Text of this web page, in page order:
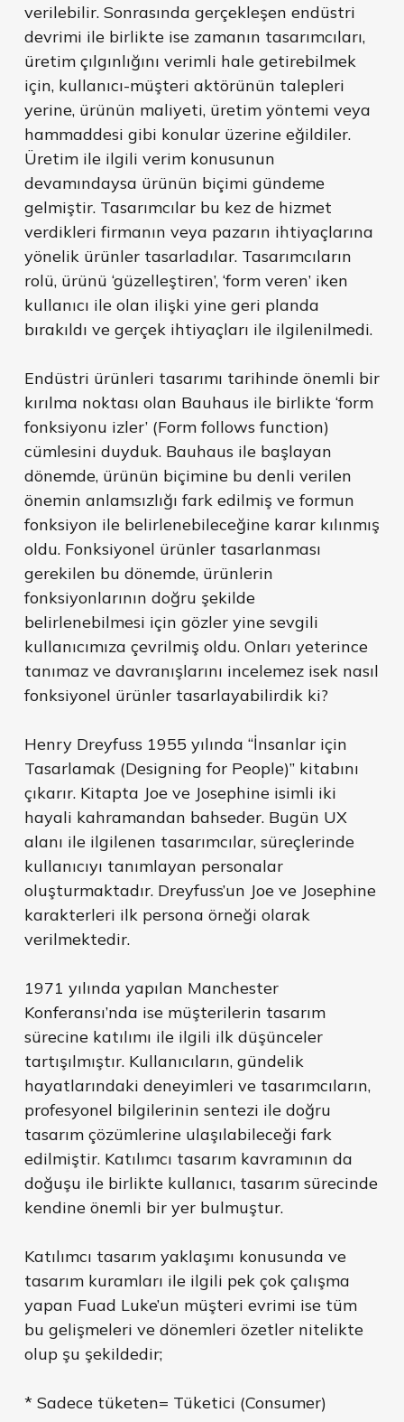
verilebilir. Sonrasında gerçekleşen endüstri
devrimi ile birlikte ise zamanın tasarımcıları,
üretim çılgınlığını verimli hale getirebilmek
için, kullanıcı-müşteri aktörünün talepleri
yerine, ürünün maliyeti, üretim yöntemi veya
hammaddesi gibi konular üzerine eğildiler.
Üretim ile ilgili verim konusunun
devamındaysa ürünün biçimi gündeme
gelmiştir. Tasarımcılar bu kez de hizmet
verdikleri firmanın veya pazarın ihtiyaçlarına
yönelik ürünler tasarladılar. Tasarımcıların
rolü, ürünü ‘güzelleştiren’, ‘form veren’ iken
kullanıcı ile olan ilişki yine geri planda
bırakıldı ve gerçek ihtiyaçları ile ilgilenilmedi.
Endüstri ürünleri tasarımı tarihinde önemli bir
kırılma noktası olan Bauhaus ile birlikte ‘form
fonksiyonu izler’ (Form follows function)
cümlesini duyduk. Bauhaus ile başlayan
dönemde, ürünün biçimine bu denli verilen
önemin anlamsızlığı fark edilmiş ve formun
fonksiyon ile belirlenebileceğine karar kılınmış
oldu. Fonksiyonel ürünler tasarlanması
gerekilen bu dönemde, ürünlerin
fonksiyonlarının doğru şekilde
belirlenebilmesi için gözler yine sevgili
kullanıcımıza çevrilmiş oldu. Onları yeterince
tanımaz ve davranışlarını incelemez isek nasıl
fonksiyonel ürünler tasarlayabilirdik ki?
Henry Dreyfuss 1955 yılında “İnsanlar için
Tasarlamak (Designing for People)” kitabını
çıkarır. Kitapta Joe ve Josephine isimli iki
hayali kahramandan bahseder. Bugün UX
alanı ile ilgilenen tasarımcılar, süreçlerinde
kullanıcıyı tanımlayan personalar
oluşturmaktadır. Dreyfuss’un Joe ve Josephine
karakterleri ilk persona örneği olarak
verilmektedir.
1971 yılında yapılan Manchester
Konferansı’nda ise müşterilerin tasarım
sürecine katılımı ile ilgili ilk düşünceler
tartışılmıştır. Kullanıcıların, gündelik
hayatlarındaki deneyimleri ve tasarımcıların,
profesyonel bilgilerinin sentezi ile doğru
tasarım çözümlerine ulaşılabileceği fark
edilmiştir. Katılımcı tasarım kavramının da
doğuşu ile birlikte kullanıcı, tasarım sürecinde
kendine önemli bir yer bulmuştur.
Katılımcı tasarım yaklaşımı konusunda ve
tasarım kuramları ile ilgili pek çok çalışma
yapan Fuad Luke’un müşteri evrimi ise tüm
bu gelişmeleri ve dönemleri özetler nitelikte
olup şu şekildedir;
* Sadece tüketen= Tüketici (Consumer)